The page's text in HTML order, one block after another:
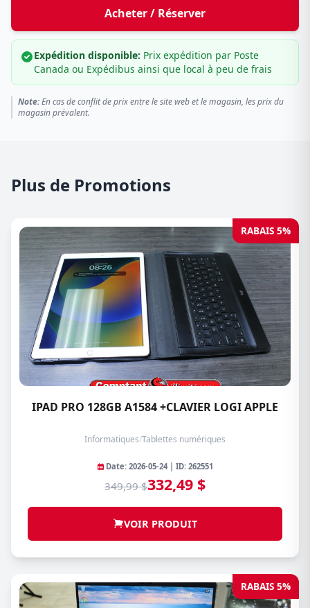
Acheter / Réserver
Expédition disponible: Prix expédition par Poste
Canada ou Expédibus ainsi que local à peu de frais
Note:En cas de conflit de prix entre le site web et le magasin, les prix du
magasin prévalent.
Plus de Promotions
RABAIS 5%
IPAD PRO 128GB A1584 +CLAVIER LOGI APPLE
Informatiques/Tablettes numériques
Date: 2026-05-24 | ID: 262551
349,99 $332,49 $
VOIR PRODUIT
RABAIS 5%